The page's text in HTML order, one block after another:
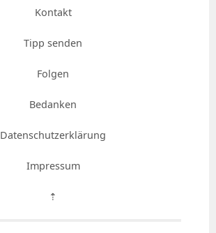
Kontakt
Tipp senden
Folgen
Bedanken
Datenschutzerklärung
Impressum
⇡